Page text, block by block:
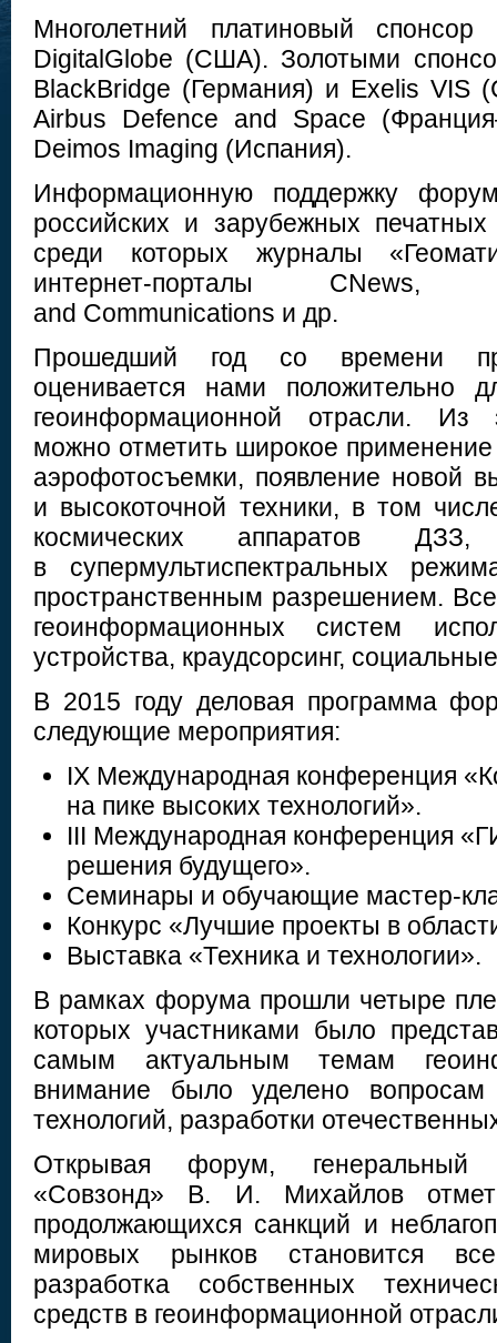
Многолетний платиновый
DigitalGlobe (США). Золотыми
BlackBridge (Германия) и Exelis
Airbus Defence and Space
Deimos Imaging (Испания).
Информационную поддержку
российских и зарубежных
среди которых журналы
интернет-порталы CNews,
and Communications и др.
Прошедший год со времени
оценивается нами положительно
геоинформационной отрасли. Из
можно отметить широкое
аэрофотосъемки, появление новой
и высокоточной техники, в том
космических аппаратов
в супермультиспектральных
пространственным разрешением.
геоинформационных систем
устройства, краудсорсинг,
В 2015 году деловая программа
следующие мероприятия:
IX Международная конференция
на пике высоких технологий».
III Международная конференция
решения будущего».
Семинары и обучающие мастер-
Конкурс «Лучшие проекты в
Выставка «Техника и технологии».
В рамках форума прошли четыре
которых участниками было
самым актуальным темам
внимание было уделено
технологий, разработки
Открывая форум, генеральный
«Совзонд» В. И. Михайлов
продолжающихся санкций и
мировых рынков становится
разработка собственных
средств в геоинформационной